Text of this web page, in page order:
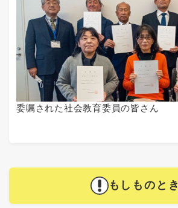
委嘱された社会教育委員の皆さん
もしものとき